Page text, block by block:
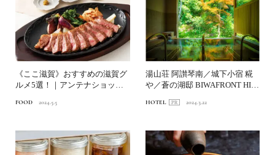
《ここ滋賀》おすすめの滋賀グ
ルメ5選！｜アンテナショップ
FOOD 2024.5.5
湯山荘 阿讃琴南／城下小宿 糀
や／蒼の湖邸 BIWAFRONT HIK
HOTEL 2024.3.22